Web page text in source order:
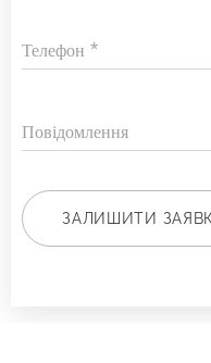
Телефон
Повідомлення
ЗАЛИШИТИ